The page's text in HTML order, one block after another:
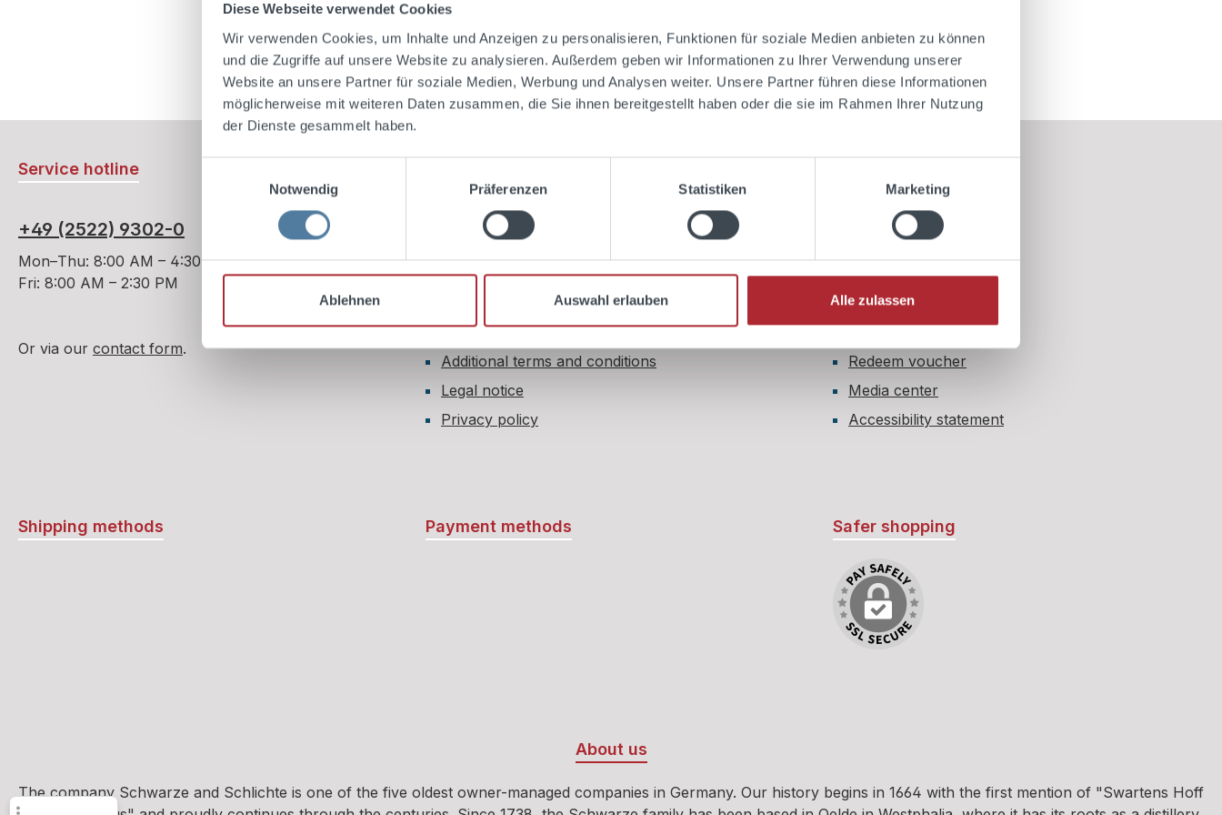
Diese Webseite verwendet Cookies
Wir verwenden Cookies, um Inhalte und Anzeigen zu personalisieren, Funktionen für soziale Medien anbieten zu können
und die Zugriffe auf unsere Website zu analysieren. Außerdem geben wir Informationen zu Ihrer Verwendung unserer
Website an unsere Partner für soziale Medien, Werbung und Analysen weiter. Unsere Partner führen diese Informationen
möglicherweise mit weiteren Daten zusammen, die Sie ihnen bereitgestellt haben oder die sie im Rahmen Ihrer Nutzung
der Dienste gesammelt haben.
Notwendig
Präferenzen Statistiken Marketing
Ablehnen Auswahl erlauben Alle zulassen
Service hotline
+49 (2522) 9302-0
Mon–Thu: 8:00 AM – 4:30 PM
Fri: 8:00 AM – 2:30 PM
Or via our contact form.
Book cocktail classes
Contact
Right of withdrawal
Payment & shipping
Terms and conditions
Additional terms and conditions
Legal notice
Privacy policy
My account
My shopping cart
My cookie settings
My lists
Redeem voucher
Media center
Accessibility statement
Shipping methods Payment methods Safer shopping
About us
The company Schwarze and Schlichte is one of the five oldest owner-managed companies in Germany. Our history begins in 1664 with the first mention of "Swartens Hoff